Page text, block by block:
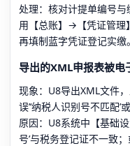
处理：核对计提单编号
用【总账】→【凭证管理
再填制蓝字凭证登记实缴。
导出的XML申报表被电
现象：U8导出XML文件
误’‘纳税人识别号不匹配’
原因：U8系统中【基础
号’与税务登记证不一致